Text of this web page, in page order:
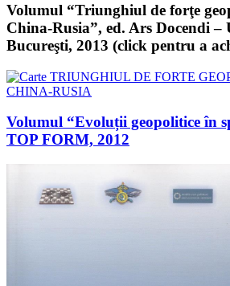
Volumul “Triunghiul de forţe
China-Rusia”, ed. Ars Docendi –
Bucureşti, 2013 (click pentru a
Volumul “Evoluții geopolitice în
TOP FORM, 2012